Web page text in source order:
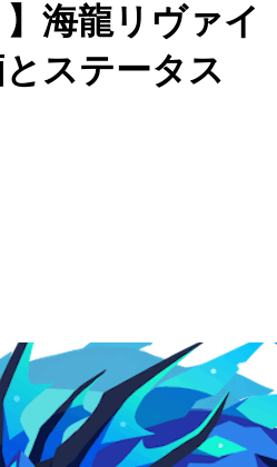
】海龍リヴァイ
ステータス